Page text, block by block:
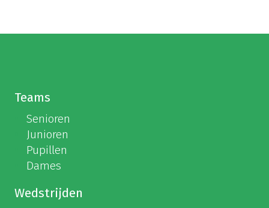
Teams
Senioren
Junioren
Pupillen
Dames
Wedstrijden